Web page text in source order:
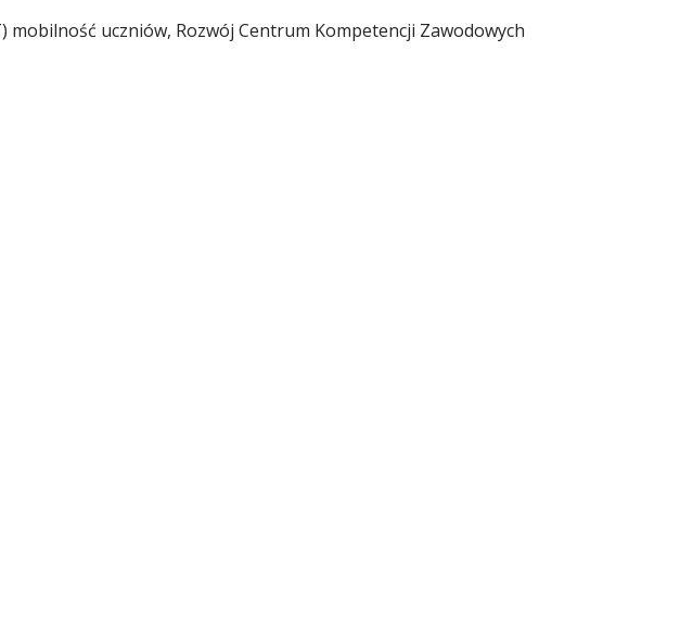
mobilność uczniów, Rozwój Centrum Kompetencji Zawodowych